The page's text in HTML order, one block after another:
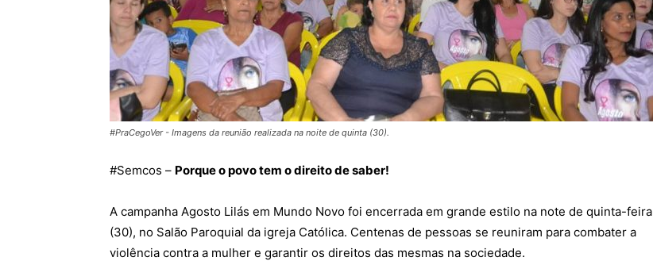
#PraCegoVer - Imagens da reunião realizada na noite de quinta (30).
#Semcos – Porque o povo tem o direito de saber!
A campanha Agosto Lilás em Mundo Novo foi encerrada em grande estilo na note de quinta-feira
(30), no Salão Paroquial da igreja Católica. Centenas de pessoas se reuniram para combater a
violência contra a mulher e garantir os direitos das mesmas na sociedade.